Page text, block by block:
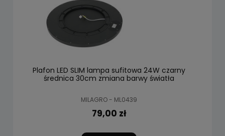
Plafon LED SLIM lampa sufitowa 24W czarny
średnica 30cm zmiana barwy światła
MILAGRO - ML0439
79,00 zł